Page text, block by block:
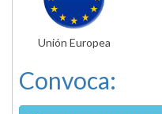
Unión Europea
Convoca: